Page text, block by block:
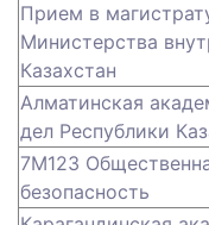
Прием в
Министерства
Казахстан
Алматинская
дел Республики
7М123
безопасность